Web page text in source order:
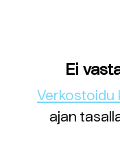
Ei
Verkostoidu
ajan